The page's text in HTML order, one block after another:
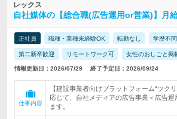
レックス
自社媒体の【総合職(広告運用or営業)】月
正社員 職種・業種未経験OK 転勤なし 学歴不問
第二新卒歓迎 リモートワーク可 女性のおしごと掲
情報更新日：2026/07/29 終了予定日：2026/09/24
仕事内容
【建設事業者向けプラットフォーム“ツク
応じて、自社メディアの広告事業＜広告運
ます。